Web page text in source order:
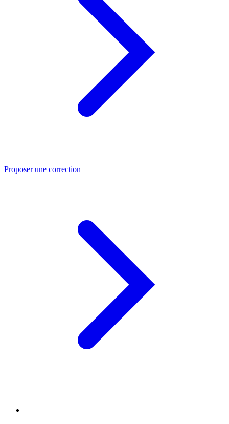
Proposer une correction